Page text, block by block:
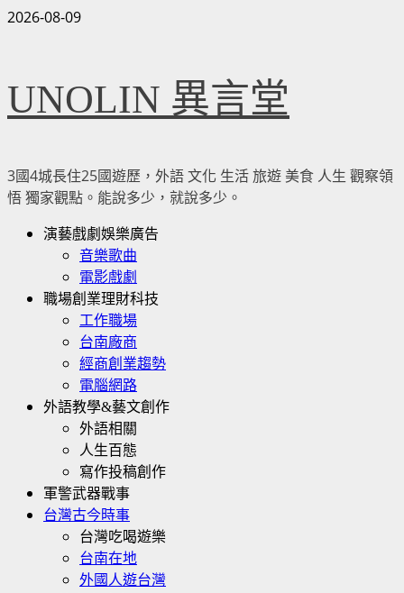
Skip
2026-08-09
UNOLIN 異言堂
3國4城長住25國遊歷，外語 文化 生活 旅遊 美食 人生 觀察領
悟 獨家觀點。能說多少，就說多少。
Primary演藝戲劇娛樂廣告
音樂歌曲
電影戲劇
職場創業理財科技
工作職場
台南廠商
經商創業趨勢
電腦網路
外語教學&藝文創作
外語相關
人生百態
寫作投稿創作
軍警武器戰事
台灣古今時事
台灣吃喝遊樂
台南在地
外國人遊台灣